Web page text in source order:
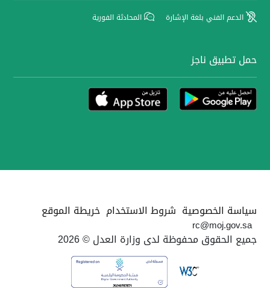
الدعم الفني بلغة الإشارة المحادثة الفورية
حمل تطبيق ناجز
سياسة الخصوصية شروط الاستخدام خريطة الموقع
rc@moj.gov.sa
جميع الحقوق محفوظة لدى وزارة العدل © 2026